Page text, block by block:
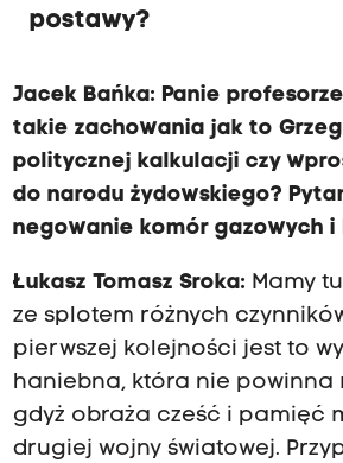
postawy?
Jacek Bańka: Panie
takie zachowania jak to
politycznej kalkulacji czy
do narodu żydowskiego?
negowanie komór gazowych i
Łukasz Tomasz Sroka: Mamy
ze splotem różnych
pierwszej kolejności jest to
haniebna, która nie powinna
gdyż obraża cześć i pamięć
drugiej wojny światowej.